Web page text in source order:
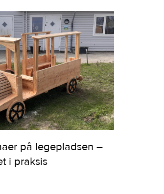
på legepladsen –
i praksis